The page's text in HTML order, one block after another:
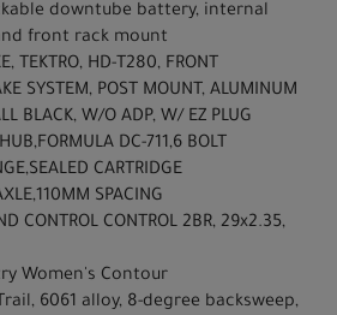
downtube battery, internal
front rack mount
TEKTRO, HD-T280, FRONT
SYSTEM, POST MOUNT, ALUMINUM
BLACK, W/O ADP, W/ EZ PLUG
DC-711,6 BOLT
CARTRIDGE
SPACING
CONTROL CONTROL 2BR, 29x2.35,
Women's Contour
6061 alloy, 8-degree backsweep,